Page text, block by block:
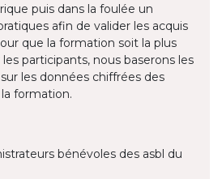
puis dans la foulée un
afin de valider les acquis
que la formation soit la plus
participants, nous baserons les
les données chiffrées des
formation.
bénévoles des asbl du